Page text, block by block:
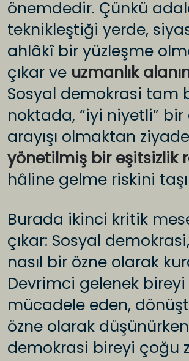
önemdedir. Çünkü
teknikleştiği yerde,
ahlâkî bir yüzleşme
çıkar ve uzmanlık
Sosyal demokrasi tam
noktada, “iyi niyetli”
arayışı olmaktan
yönetilmiş bir eşitsizlik
hâline gelme riskini
Burada ikinci kritik
çıkar: Sosyal
nasıl bir özne olarak
Devrimci gelenek bireyi
mücadele eden,
özne olarak
demokrasi bireyi çoğu